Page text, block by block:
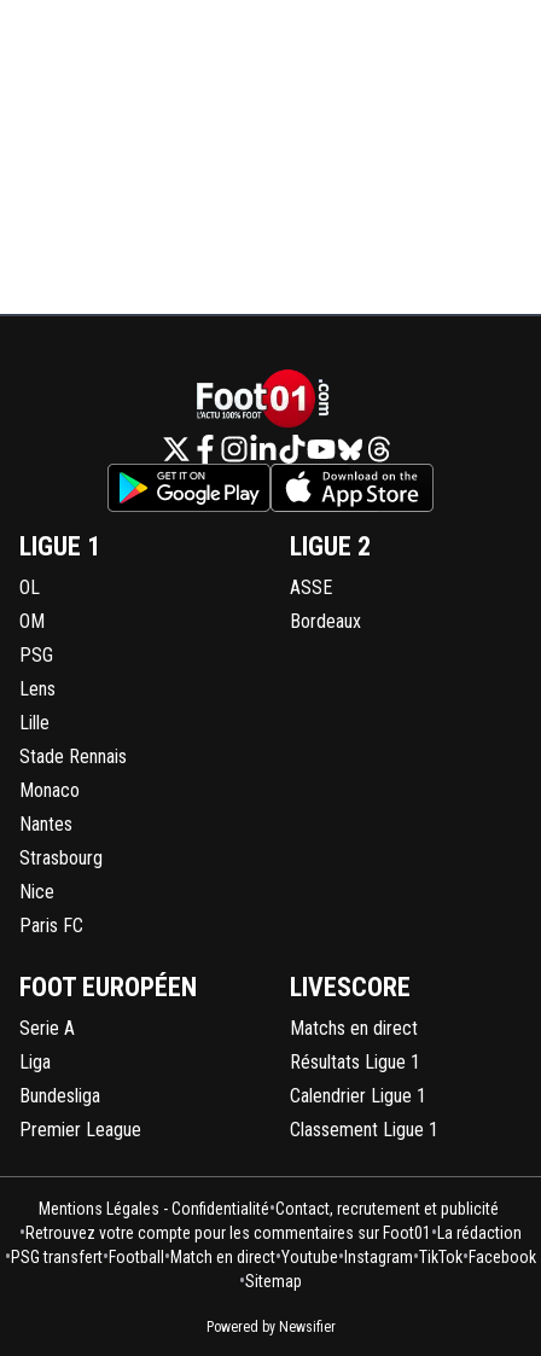
LIGUE 1
OL
OM
PSG
Lens
Lille
Stade Rennais
Monaco
Nantes
Strasbourg
Nice
Paris FC
LIGUE 2
ASSE
Bordeaux
FOOT EUROPÉEN
Serie A
Liga
Bundesliga
Premier League
LIVESCORE
Matchs en direct
Résultats Ligue 1
Calendrier Ligue 1
Classement Ligue 1
Mentions Légales - Confidentialité•Contact, recrutement et publicité
•Retrouvez votre compte pour les commentaires sur Foot01 • La rédaction
•PSG transfert•Football •Match en direct•Youtube• Instagram•TikTok•Facebook
•Sitemap
Powered by Newsifier